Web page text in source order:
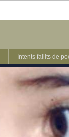
Intents fallits de